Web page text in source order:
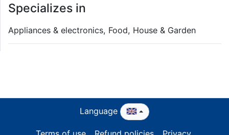
Specializes in
Appliances & electronics, Food, House & Garden
Language